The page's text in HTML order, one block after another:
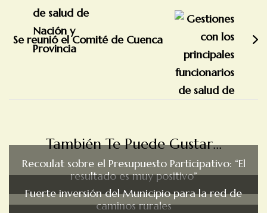
Se reunió el Comité de Cuenca
También Te Puede Gustar...
Recoulat sobre el Presupuesto Participativo: “El
resultado es muy positivo”
Fuerte inversión del Municipio para la red de
caminos rurales